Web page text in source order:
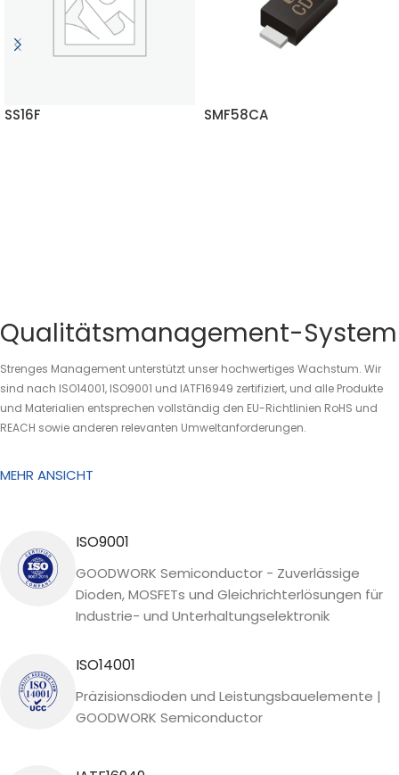
SS16F SMF58CA
Qualitätsmanagement-System
Strenges Management unterstützt unser hochwertiges Wachstum. Wir
sind nach ISO14001, ISO9001 und IATF16949 zertifiziert, und alle Produkte
und Materialien entsprechen vollständig den EU-Richtlinien RoHS und
REACH sowie anderen relevanten Umweltanforderungen.
MEHR ANSICHT
ISO9001
GOODWORK Semiconductor - Zuverlässige
Dioden, MOSFETs und Gleichrichterlösungen für
Industrie- und Unterhaltungselektronik
ISO14001
Präzisionsdioden und Leistungsbauelemente |
GOODWORK Semiconductor